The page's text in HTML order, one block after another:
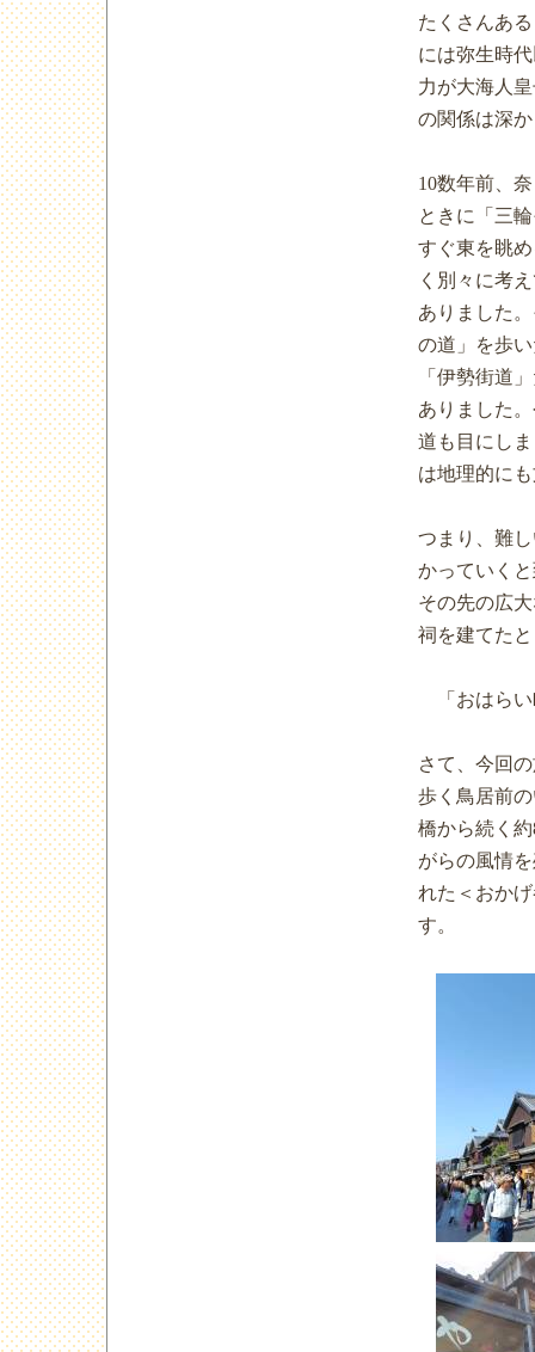
たくさんあ
には弥生時
力が大海人
の関係は深
10数年前、
ときに「三
すぐ東を眺
く別々に考
ありました
の道」を歩
「伊勢街道
ありました
道も目にし
は地理的に
つまり、難
かっていく
その先の広
祠を建てた
「おはらい
さて、今回
歩く鳥居前
橋から続く
がらの風情
れた＜おか
す。